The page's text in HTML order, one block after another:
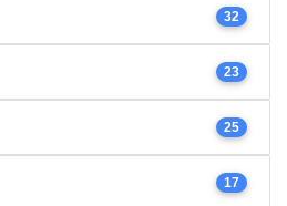
32
23
25
17